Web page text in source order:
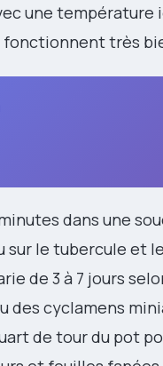
une température
très
dans une
sur le tubercule et
de 3 à 7 jours
des cyclamens
de tour du pot